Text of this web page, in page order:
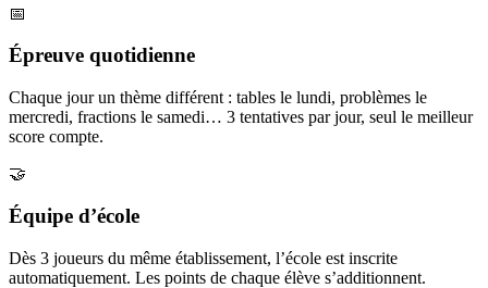
📅
Épreuve quotidienne
Chaque jour un thème différent : tables le lundi, problèmes le
mercredi, fractions le samedi… 3 tentatives par jour, seul le meilleur
score compte.
🤝
Équipe d’école
Dès 3 joueurs du même établissement, l’école est inscrite
automatiquement. Les points de chaque élève s’additionnent.